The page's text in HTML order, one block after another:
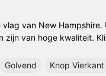
van New
zijn van hoge kwaliteit.
Golvend Knop Vierkant